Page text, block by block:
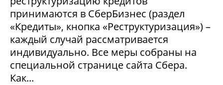
принимаются в СберБизнес (раздел
«Кредиты», кнопка «Реструктуризация») –
каждый случай рассматривается
индивидуально. Все меры собраны на
специальной странице сайта Сбера.
Как...